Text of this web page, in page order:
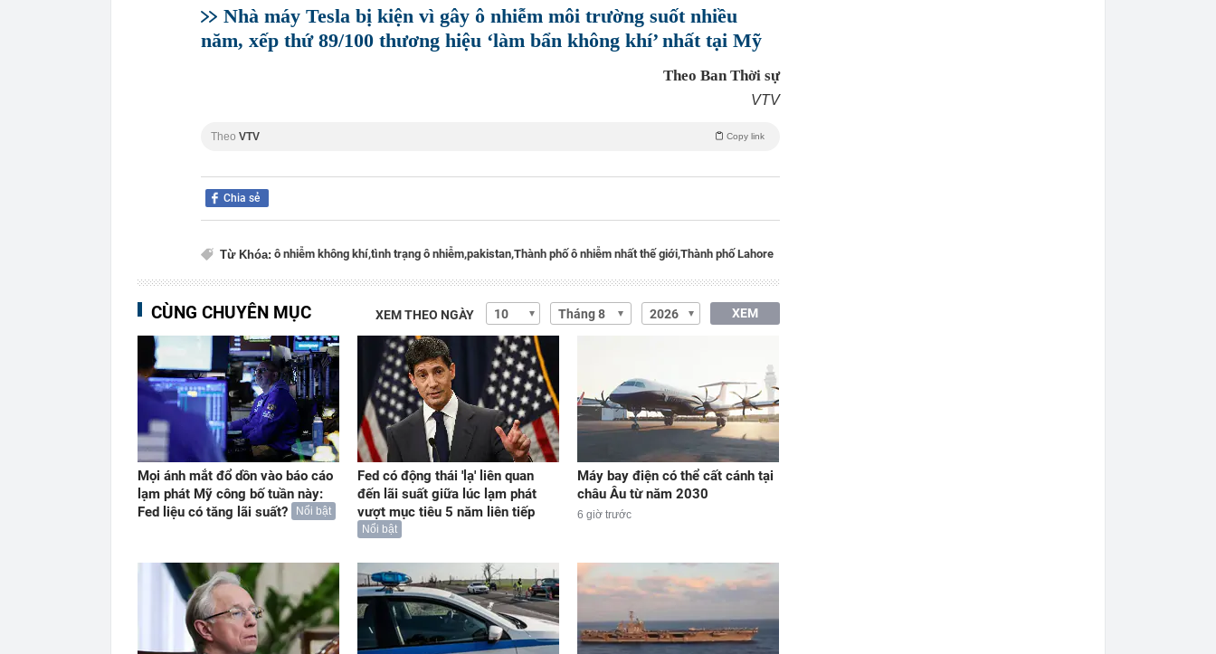
Nhà máy Tesla bị kiện vì gây ô nhiễm môi trường suốt nhiều
năm, xếp thứ 89/100 thương hiệu ‘làm bẩn không khí’ nhất tại Mỹ
Theo Ban Thời sự
VTV
Theo VTV Copy link
Chia sẻ
Từ Khóa: ô nhiễm không khí,tình trạng ô nhiễm,pakistan,Thành phố ô nhiễm nhất thế giới,Thành phố Lahore
CÙNG CHUYÊN MỤC XEM THEO NGÀY XEM
Mọi ánh mắt đổ dồn vào báo cáo
lạm phát Mỹ công bố tuần này:
Fed liệu có tăng lãi suất?
Nổi bật
Fed có động thái 'lạ' liên quan
đến lãi suất giữa lúc lạm phát
vượt mục tiêu 5 năm liên tiếp
Nổi bật
Máy bay điện có thể cất cánh tại
châu Âu từ năm 2030
6 giờ trước